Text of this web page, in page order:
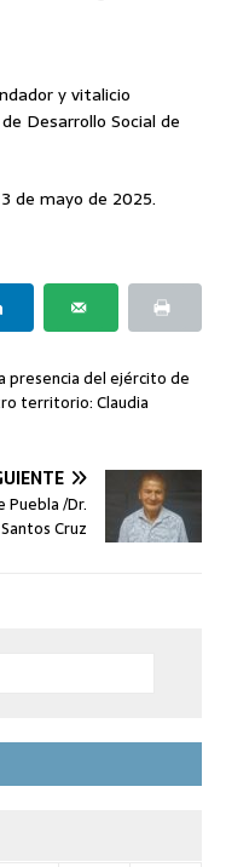
y vitalicio
Desarrollo Social de
de mayo de 2025.
presencia del ejército de
territorio: Claudia
Puebla /Dr.
Cruz